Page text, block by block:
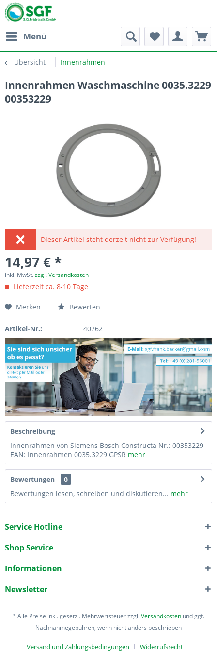
Menü
Übersicht Innenrahmen
Innenrahmen Waschmaschine 0035.3229
00353229
Dieser Artikel steht derzeit nicht zur Verfügung!
14,97 € *
inkl. MwSt.zzgl. Versandkosten
Lieferzeit ca. 8-10 Tage
Merken Bewerten
Artikel-Nr.: 40762
Beschreibung
Innenrahmen von Siemens Bosch Constructa Nr.: 00353229
EAN: Innenrahmen 0035.3229 GPSR mehr
Bewertungen
0
Bewertungen lesen, schreiben und diskutieren... mehr
Service Hotline
Shop Service
Informationen
Newsletter
* Alle Preise inkl. gesetzl. Mehrwertsteuer zzgl.Versandkosten und ggf.
Nachnahmegebühren, wenn nicht anders beschrieben
Versand und Zahlungsbedingungen Widerrufsrecht